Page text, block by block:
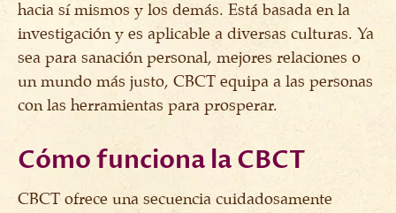
hacia sí mismos y los demás. Está basada en la
investigación y es aplicable a diversas culturas. Ya
sea para sanación personal, mejores relaciones o
un mundo más justo, CBCT equipa a las personas
con las herramientas para prosperar.
Cómo funciona la CBCT
CBCT ofrece una secuencia cuidadosamente